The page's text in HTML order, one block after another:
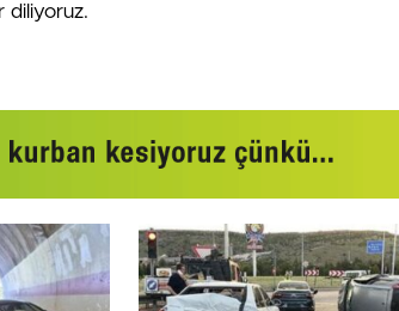
diliyoruz.